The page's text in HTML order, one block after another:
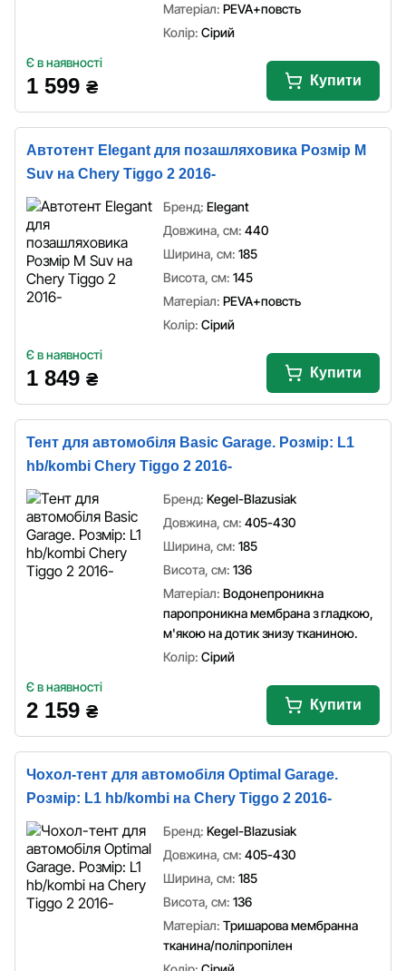
Матеріал: PEVA+повсть
Колір: Сірий
Є в наявності
1 599 ₴ Купити
Автотент Elegant для позашляховика Розмір M
Suv на Chery Tiggo 2 2016-
Бренд: Elegant
Довжина, см: 440
Ширина, см: 185
Висота, см: 145
Матеріал: PEVA+повсть
Колір: Сірий
Є в наявності
1 849 ₴ Купити
Тент для автомобіля Basic Garage. Розмір: L1
hb/kombi Chery Tiggo 2 2016-
Бренд: Kegel-Blazusiak
Довжина, см: 405-430
Ширина, см: 185
Висота, см: 136
Матеріал: Водонепроникна
паропроникна мембрана з гладкою,
м'якою на дотик знизу тканиною.
Колір: Сірий
Є в наявності
2 159 ₴ Купити
Чохол-тент для автомобіля Optimal Garage.
Розмір: L1 hb/kombi на Chery Tiggo 2 2016-
Бренд: Kegel-Blazusiak
Довжина, см: 405-430
Ширина, см: 185
Висота, см: 136
Матеріал: Тришарова мембранна
тканина/поліпропілен